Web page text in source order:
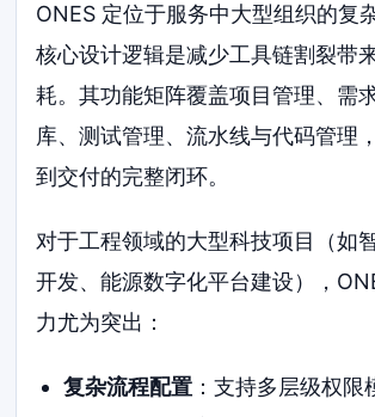
ONES 定位于服务中大型组织的复
核心设计逻辑是减少工具链割裂带
耗。其功能矩阵覆盖项目管理、需
库、测试管理、流水线与代码管理
到交付的完整闭环。
对于工程领域的大型科技项目（如
开发、能源数字化平台建设），
力尤为突出：
复杂流程配置：支持多层级权限